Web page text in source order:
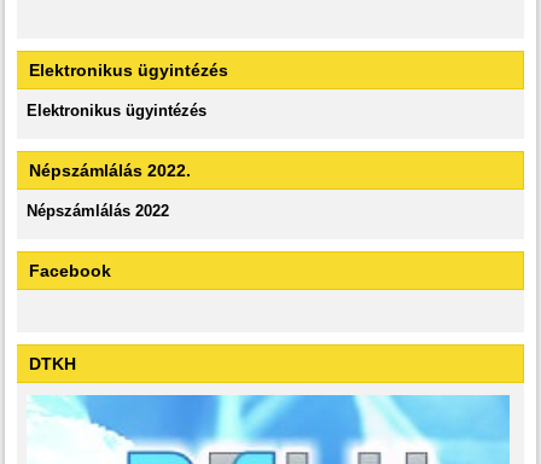
Elektronikus ügyintézés
Elektronikus ügyintézés
Népszámlálás 2022.
Népszámlálás 2022
Facebook
DTKH